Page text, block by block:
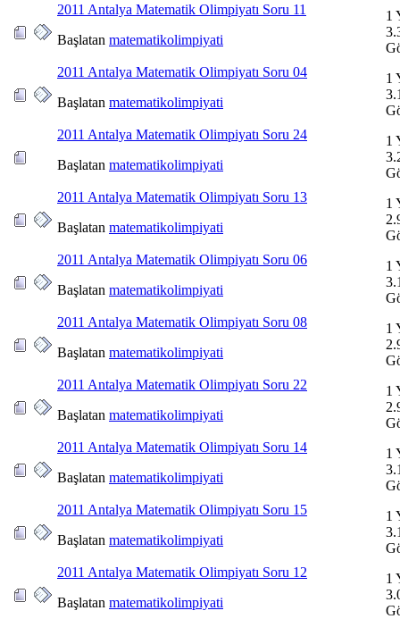
2011 Antalya Matematik Olimpiyatı Soru 11
Başlatan matematikolimpiyati
1
2011 Antalya Matematik Olimpiyatı Soru 04
Başlatan matematikolimpiyati
1
2011 Antalya Matematik Olimpiyatı Soru 24
Başlatan matematikolimpiyati
1
2011 Antalya Matematik Olimpiyatı Soru 13
Başlatan matematikolimpiyati
1
2011 Antalya Matematik Olimpiyatı Soru 06
Başlatan matematikolimpiyati
1
2011 Antalya Matematik Olimpiyatı Soru 08
Başlatan matematikolimpiyati
1
2011 Antalya Matematik Olimpiyatı Soru 22
Başlatan matematikolimpiyati
1
2011 Antalya Matematik Olimpiyatı Soru 14
Başlatan matematikolimpiyati
1
2011 Antalya Matematik Olimpiyatı Soru 15
Başlatan matematikolimpiyati
1
2011 Antalya Matematik Olimpiyatı Soru 12
Başlatan matematikolimpiyati
1